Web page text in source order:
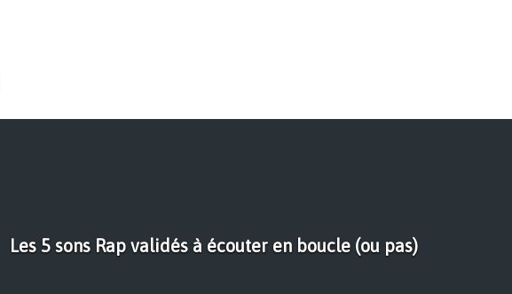
Les 5 sons Rap validés à écouter en boucle (ou pas)